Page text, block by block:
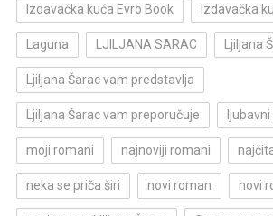
Izdavačka kuća Evro Book Izdavačka
Laguna LJILJANA SARAC Ljiljana
Ljiljana Šarac vam predstavlja
Ljiljana Šarac vam preporučuje
moji romani najnoviji romani
neka se priča širi novi roman novi